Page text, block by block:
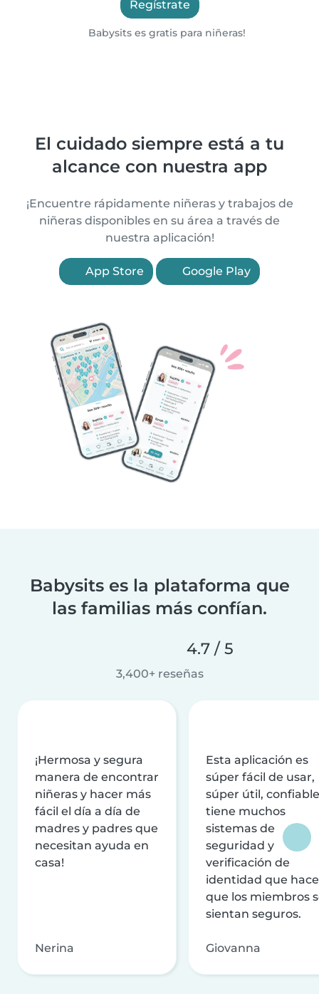
Regístrate
Babysits es gratis para niñeras!
El cuidado siempre está a tu
alcance con nuestra app
¡Encuentre rápidamente niñeras y trabajos de
niñeras disponibles en su área a través de
nuestra aplicación!
App Store Google Play
Babysits es la plataforma que
las familias más confían.
4.7 / 5
3,400+ reseñas
¡Hermosa y segura
manera de encontrar
niñeras y hacer más
fácil el día a día de
madres y padres que
necesitan ayuda en
casa!
Nerina
Esta aplicación es
súper fácil de usar,
súper útil,
tiene muchos
sistemas de
seguridad y
verificación de
identidad que
que los miembros
sientan seguros.
Giovanna